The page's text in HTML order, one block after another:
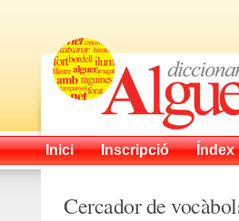
Inici Inscripció Índex
Cercador de